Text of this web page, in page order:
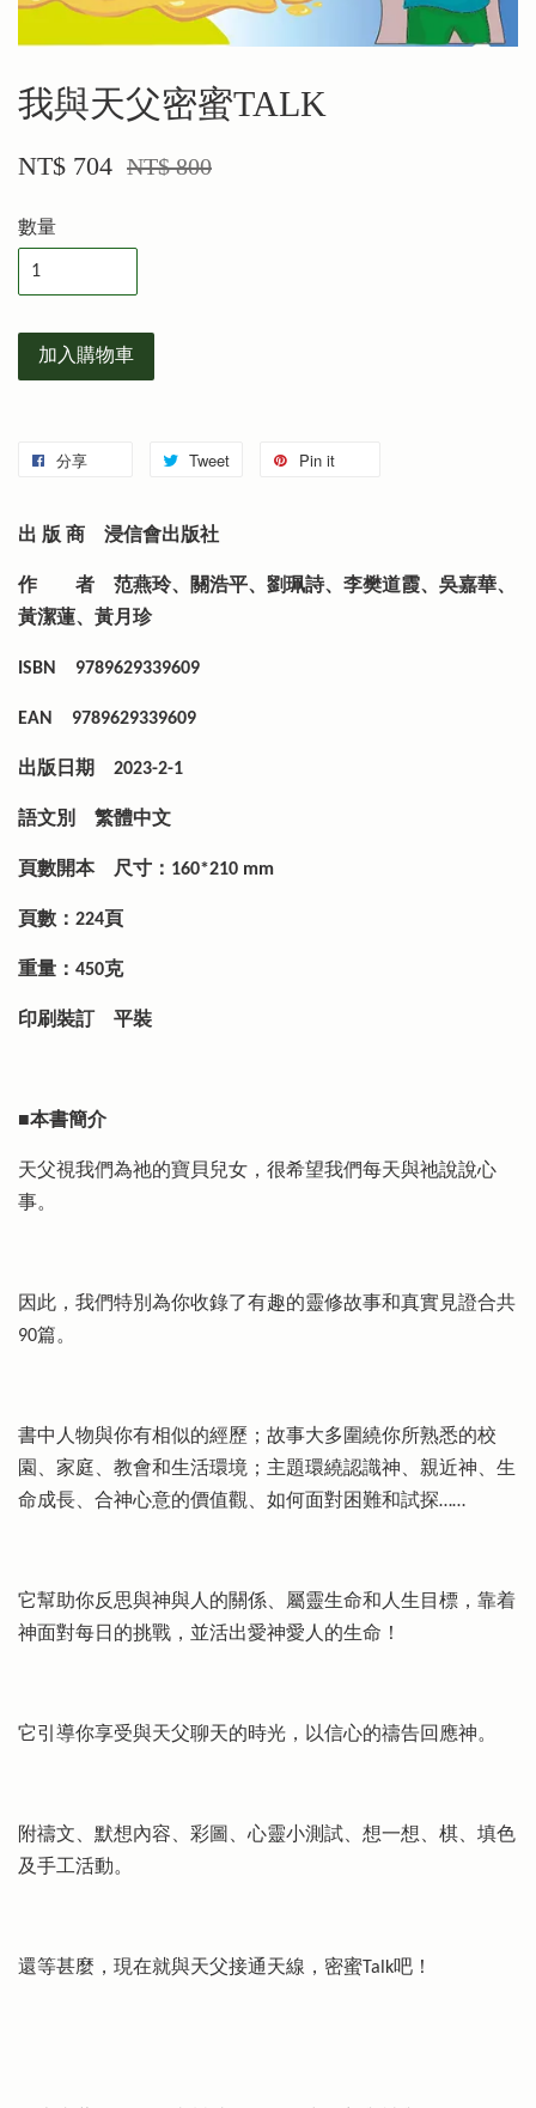
我與天父密蜜TALK
NT$ 704 NT$ 800
數量
加入購物車
分享 Tweet Pin it
出 版 商 浸信會出版社
作 者
范燕玲、關浩平、劉珮詩、李樊道霞、吳嘉華、
黃潔蓮、黃月珍
ISBN 9789629339609
EAN 9789629339609
出版日期 2023-2-1
語文別 繁體中文
頁數開本 尺寸：160*210 mm
頁數：224頁
重量：450克
印刷裝訂 平裝
■本書簡介
天父視我們為祂的寶貝兒女，很希望我們每天與祂說說心
事。
因此，我們特別為你收錄了有趣的靈修故事和真實見證合共
90篇。
書中人物與你有相似的經歷；故事大多圍繞你所熟悉的校
園、家庭、教會和生活環境；主題環繞認識神、親近神、生
命成長、合神心意的價值觀、如何面對困難和試探……
它幫助你反思與神與人的關係、屬靈生命和人生目標，靠着
神面對每日的挑戰，並活出愛神愛人的生命！
它引導你享受與天父聊天的時光，以信心的禱告回應神。
附禱文、默想內容、彩圖、心靈小測試、想一想、棋、填色
及手工活動。
還等甚麼，現在就與天父接通天線，密蜜Talk吧！